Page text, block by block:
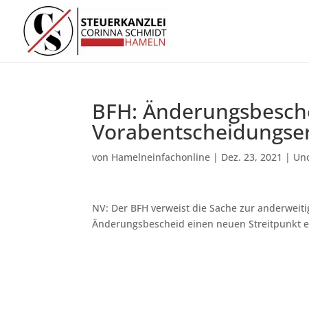
BFH:
von Hamelneinfachonline | Dez. 23, 2021 |
NV: Der BFH verweist die Sache zur
Änderungsbescheid einen neuen Streitpunkt